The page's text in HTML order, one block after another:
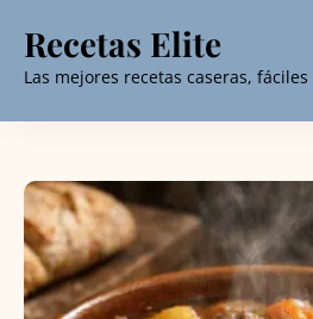
Recetas Elite
Las mejores recetas caseras,